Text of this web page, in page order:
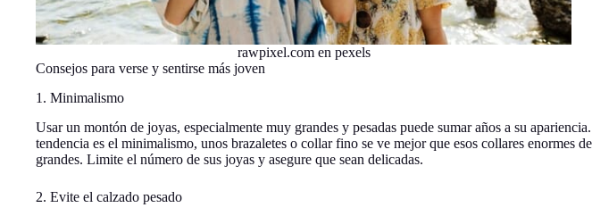
rawpixel.com en pexels
Consejos para verse y sentirse más joven
1. Minimalismo
Usar un montón de joyas, especialmente muy grandes y pesadas puede sumar años a su
tendencia es el minimalismo, unos brazaletes o collar fino se ve mejor que esos collares enormes
grandes. Limite el número de sus joyas y asegure que sean delicadas.
2. Evite el calzado pesado